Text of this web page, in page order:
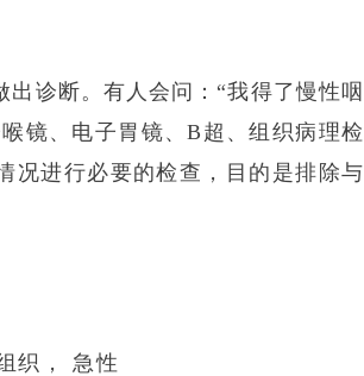
诊断。有人会问：“我得了慢性咽
镜、电子胃镜、B超、组织病理检
况进行必要的检查，目的是排除与
织， 急性